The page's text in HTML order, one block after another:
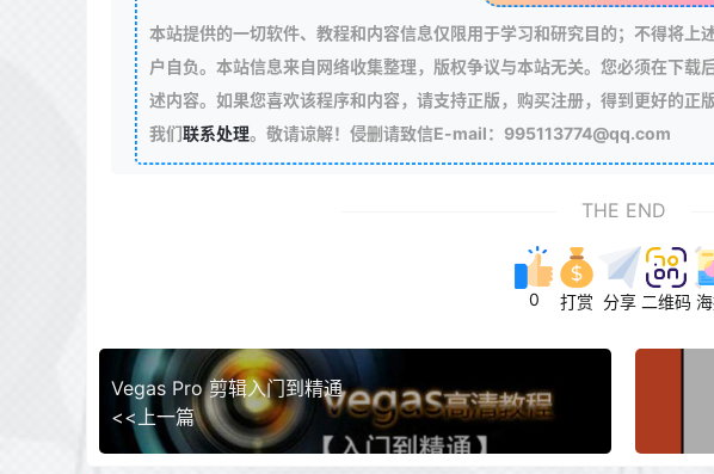
本站提供的一切软件、教程和内容信息仅限用于学习和研究目的；不得将上
户自负。本站信息来自网络收集整理，版权争议与本站无关。您必须在下
述内容。如果您喜欢该程序和内容，请支持正版，购买注册，得到更好的正
我们联系处理。敬请谅解！侵删请致信E-mail：995113774@qq.com
THE END
0 打赏 分享 二维码
Vegas Pro 剪辑入门到精通
<<上一篇